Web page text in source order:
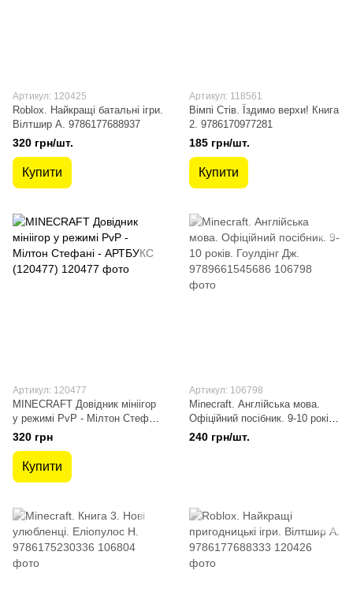
Артикул: 120425
Roblox. Найкращі батальні ігри.
Вілтшир А. 9786177688937
320 грн/шт.
Купити
Артикул: 118561
Вімпі Стів. Їздимо верхи! Книга
2. 9786170977281
185 грн/шт.
Купити
Артикул: 120477
MINECRAFT Довідник мініігор
у режимі PvP - Мілтон Стефані
- АРТБУКС (120477)
320 грн
Купити
Артикул: 106798
Minecraft. Англійська мова.
Офіційний посібник. 9-10 років.
Гоулдінг Дж. 9789661545686
240 грн/шт.